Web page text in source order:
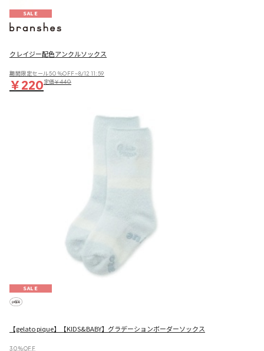
SALE
クレイジー配色アンクルソックス
期間限定セール50％OFF~8/12 11:59
￥220定価￥440
SALE
【gelato pique】【KIDS&BABY】グラデーションボーダーソックス
30％OFF